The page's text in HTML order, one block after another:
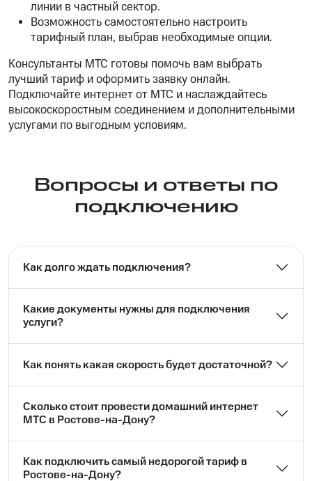
линии в частный сектор.
Возможность самостоятельно настроить
тарифный план, выбрав необходимые опции.
Консультанты МТС готовы помочь вам выбрать
лучший тариф и оформить заявку онлайн.
Подключайте интернет от МТС и наслаждайтесь
высокоскоростным соединением и дополнительными
услугами по выгодным условиям.
Вопросы и ответы по
подключению
Как долго ждать подключения?
Какие документы нужны для подключения
услуги?
Как понять какая скорость будет достаточной?
Сколько стоит провести домашний интернет
МТС в Ростове-на-Дону?
Как подключить самый недорогой тариф в
Ростове-на-Дону?